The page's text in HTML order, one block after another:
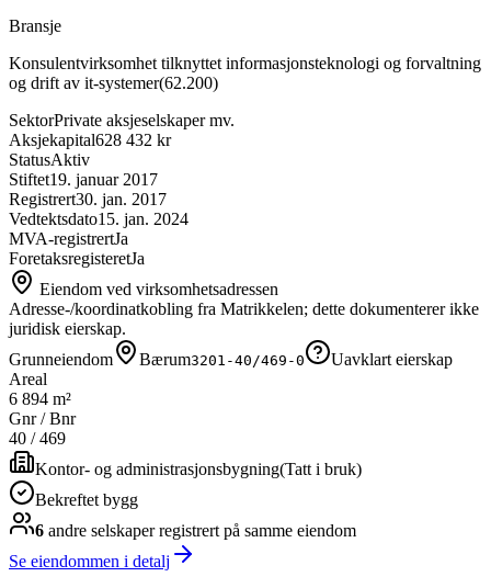
Bransje
Konsulentvirksomhet tilknyttet informasjonsteknologi og forvaltning
og drift av it-systemer(62.200)
SektorPrivate aksjeselskaper mv.
Aksjekapital628 432 kr
StatusAktiv
Stiftet19. januar 2017
Registrert30. jan. 2017
Vedtektsdato15. jan. 2024
MVA-registrertJa
ForetaksregisteretJa
Eiendom ved virksomhetsadressen
Adresse-/koordinatkobling fra Matrikkelen; dette dokumenterer ikke
juridisk eierskap.
Grunneiendom
Bærum3201-40/469-0
Uavklart eierskap
Areal
6 894 m²
Gnr / Bnr
40 /469
Kontor- og administrasjonsbygning(Tatt i bruk)
Bekreftet bygg
6 andre selskaperregistrert på samme eiendom
Se eiendommen i detalj